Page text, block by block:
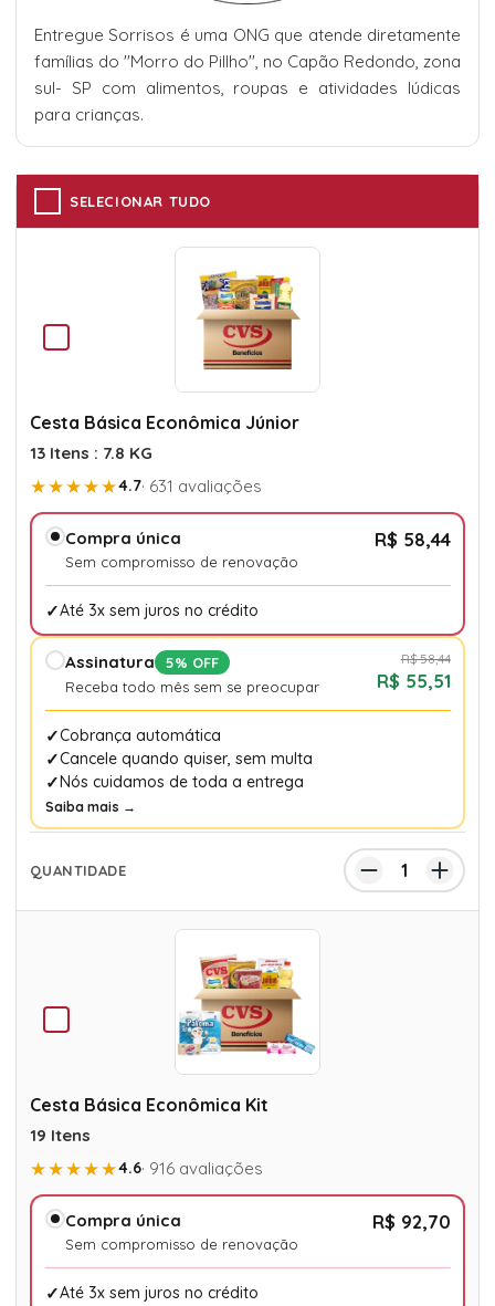
Entregue Sorrisos é uma ONG que atende diretamente
famílias do ''Morro do Pillho'', no Capão Redondo, zona
sul- SP com alimentos, roupas e atividades lúdicas
para crianças.
SELECIONAR TUDO
Cesta Básica Econômica Júnior
13 Itens : 7.8 KG
★★★★★4.7· 631 avaliações
Compra única
Sem compromisso de renovação
R$ 58,44
Até 3x sem juros no crédito
Assinatura
5% OFF
Receba todo mês sem se preocupar
R$ 58,44
R$ 55,51
Cobrança automática
Cancele quando quiser, sem multa
Nós cuidamos de toda a entrega
Saiba mais →
Cesta Básica Econômica Kit
19 Itens
★★★★★4.6· 916 avaliações
Compra única
Sem compromisso de renovação
R$ 92,70
Até 3x sem juros no crédito